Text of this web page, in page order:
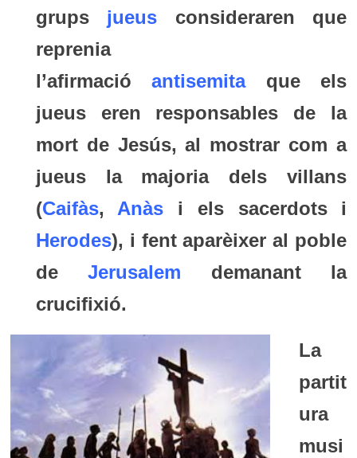
grups
jueus consideraren que
reprenia
l’afirmacióantisemitaque els
jueus eren responsables de la
mort de Jesús, al mostrar com a
jueus la majoria dels villans
(Caifàs,Anàs
i els sacerdots i
Herodes), i fent aparèixer al poble
de
Jerusalem demanant la
crucifixió.
La
partit
ura
musi